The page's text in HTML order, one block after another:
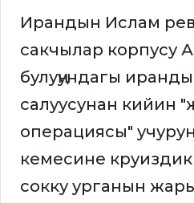
Ирандын Ислам
сакчылар
булуңундагы
салуусунан кийин
операциясы"
кемесине
сокку урганын